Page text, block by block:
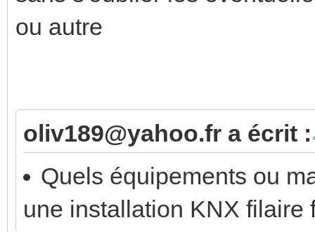
ou autre
oliv189@yahoo.fr a écrit :
Quels équipements ou
une installation KNX filaire